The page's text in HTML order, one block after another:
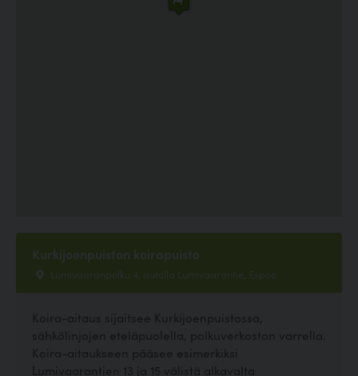
Kurkijoenpuiston koirapuisto
Lumivaaranpolku 4, autolla Lumivaarantie, Espoo
Koira-aitaus sijaitsee Kurkijoenpuistossa,
sähkölinjojen eteläpuolella, polkuverkoston varrella.
Koira-aitaukseen pääsee esimerkiksi
Lumivaarantien 13 ja 15 välistä alkavalta